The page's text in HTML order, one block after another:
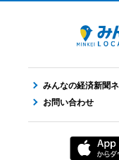
みんなの経済新聞
お問い合わせ